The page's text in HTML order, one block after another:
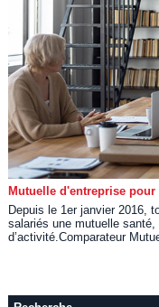
Mutuelle d'entreprise
Depuis le 1er janvier 2016,
salariés une mutuelle
d’activité.Comparateur